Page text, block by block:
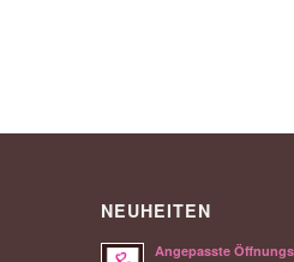
NEUHEITEN
Angepasste